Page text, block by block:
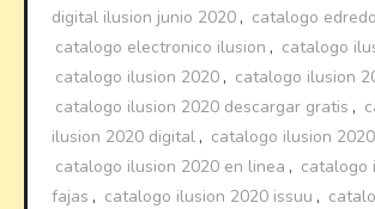
digital ilusion junio 2020 , catalogo
catalogo electronico ilusion , catalogo
catalogo ilusion 2020 , catalogo ilusion
catalogo ilusion 2020 descargar gratis ,
ilusion 2020 digital , catalogo ilusion
catalogo ilusion 2020 en linea , catalogo
fajas , catalogo ilusion 2020 issuu ,